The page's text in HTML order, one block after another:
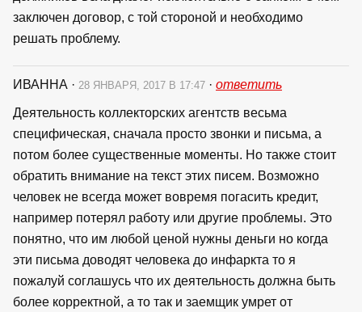
заключен договор, с той стороной и необходимо
решать проблему.
ИВАННА · 28 ЯНВАРЯ, 2017 В 17:47 · ответить
Деятельность коллекторских агентств весьма
специфическая, сначала просто звонки и письма, а
потом более существенные моменты. Но также стоит
обратить внимание на текст этих писем. Возможно
человек не всегда может вовремя погасить кредит,
например потерял работу или другие проблемы. Это
понятно, что им любой ценой нужны деньги но когда
эти письма доводят человека до инфаркта то я
пожалуй соглашусь что их деятельность должна быть
более корректной, а то так и заемщик умрет от